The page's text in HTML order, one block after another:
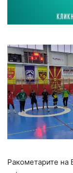
Ракометарите на